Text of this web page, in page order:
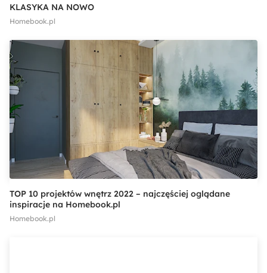
KLASYKA NA NOWO
Homebook.pl
TOP 10 projektów wnętrz 2022 – najczęściej oglądane
inspiracje na Homebook.pl
Homebook.pl